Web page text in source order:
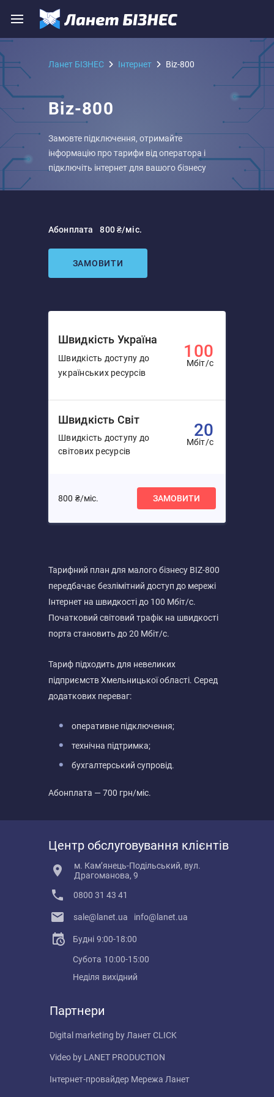
Ланет БІЗНЕС Iнтернет Biz-800
Biz-800
Замовте підключення, отримайте
інформацію про тарифи від оператора і
підключіть інтернет для вашого бізнесу
ЗАМОВИТИ
Абонплата 800 ₴/міс.
Швидкість Україна
Швидкість доступу до
українських ресурсів
100
Мбіт/с
Швидкість Світ
Швидкість доступу до
світових ресурсів
20
Мбіт/с
ЗАМОВИТИ
800 ₴/міс.
Тарифний план для малого бізнесу BIZ-800
передбачає безлімітний доступ до мережі
Інтернет на швидкості до 100 Мбіт/с.
Початковий світовий трафік на швидкості
порта становить до 20 Мбіт/с.
Тариф підходить для невеликих
підприємств Хмельницької області. Серед
додаткових переваг:
оперативне підключення;
технічна підтримка;
бухгалтерський супровід.
Абонплата — 700 грн/міс.
Центр обслуговування клієнтів
м. Кам’янець-Подільський, вул.
Драгоманова, 9
0800 31 43 41
sale@lanet.ua info@lanet.ua
Будні 9:00-18:00
Субота 10:00-15:00
Неділя вихідний
Партнери
Digital marketing by Ланет CLICK
Video by LANET PRODUCTION
Інтернет-провайдер Мережа Ланет